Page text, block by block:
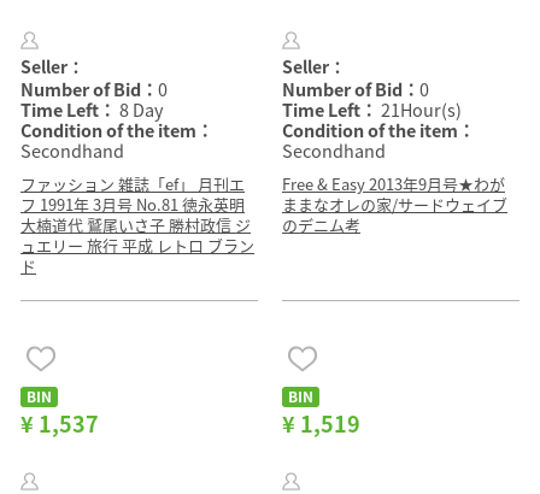
Seller：
Number of Bid： 0
Time Left： 8 Day
Condition of the item：
Secondhand
ファッション 雑誌「ef」 月刊エ
フ 1991年 3月号 No.81 徳永英明
大楠道代 鷲尾いさ子 勝村政信 ジ
ュエリー 旅行 平成 レトロ ブラン
ド
Seller：
Number of Bid： 0
Time Left： 21Hour(s)
Condition of the item：
Secondhand
Free & Easy 2013年9月号★わが
ままなオレの家/サードウェイブ
のデニム考
BIN
¥ 1,537
BIN
¥ 1,519